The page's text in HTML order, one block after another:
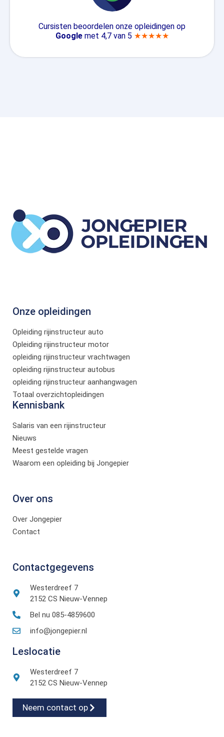
Cursisten beoordelen onze opleidingen op
Googlemet 4,7 van 5 ★★★★★
Onze opleidingen
Opleiding rijinstructeur auto
Opleiding rijinstructeur motor
opleiding rijinstructeur vrachtwagen
opleiding rijinstructeur autobus
opleiding rijinstructeur aanhangwagen
Totaal overzichtopleidingen
Kennisbank
Salaris van een rijinstructeur
Nieuws
Meest gestelde vragen
Waarom een opleiding bij Jongepier
Over ons
Over Jongepier
Contact
Contactgegevens
Westerdreef 7
2152 CS Nieuw-Vennep
Bel nu 085-4859600
info@jongepier.nl
Leslocatie
Westerdreef 7
2152 CS Nieuw-Vennep
Neem contact op